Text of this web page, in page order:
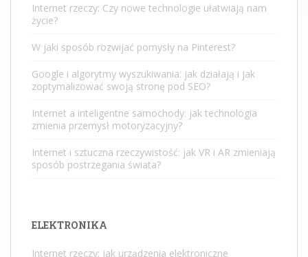
Internet rzeczy: Czy nowe technologie ułatwiają nam
życie?
W jaki sposób rozwijać pomysły na Pinterest?
Google i algorytmy wyszukiwania: jak działają i jak
zoptymalizować swoją stronę pod SEO?
Internet a inteligentne samochody: jak technologia
zmienia przemysł motoryzacyjny?
Internet i sztuczna rzeczywistość: jak VR i AR zmieniają
sposób postrzegania świata?
ELEKTRONIKA
Internet rzeczy: jak urządzenia elektroniczne